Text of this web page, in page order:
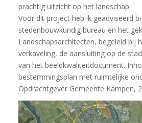
prachtig uitzicht op het landschap.
Voor dit project heb ik geadviseerd
stedenbouwkundig bureau en het
Landschapsarchitecten, begeleid bij
verkaveling, de aansluiting op de
van het beeldkwaliteitdocument.
bestemmingsplan met ruimtelijke
Opdrachtgever Gemeente Kampen,